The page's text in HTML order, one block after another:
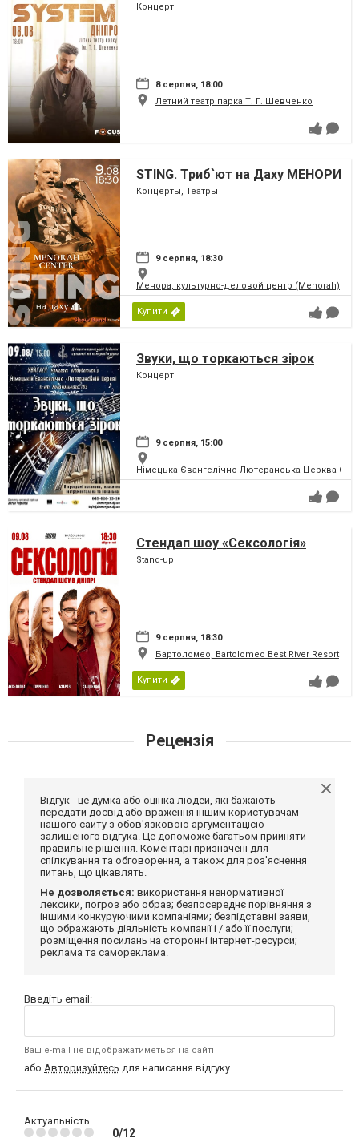
Концерт
8 серпня, 18:00
Летний театр парка Т. Г. Шевченко
STING. Триб`ют на Даху МЕНОРИ
Концерты, Театры
9 серпня, 18:30
Менора, культурно-деловой центр (Menorah)
Купити
Звуки, що торкаються зірок
Концерт
9 серпня, 15:00
Німецька Євангелічно-Лютеранська Церква
Стендап шоу «Сексологія»
Stand-up
9 серпня, 18:30
Бартоломео, Bartolomeo Best River Resort
Купити
Рецензія
Відгук - це думка або оцінка людей, які бажають
передати досвід або враження іншим користувачам
нашого сайту з обов'язковою аргументацією
залишеного відгука. Це допоможе багатьом прийняти
правильне рішення. Коментарі призначені для
спілкування та обговорення, а також для роз'яснення
питань, що цікавлять.
Не дозволяється: використання ненормативної
лексики, погроз або образ; безпосереднє порівняння з
іншими конкуруючими компаніями; безпідставні заяви,
що ображають діяльність компанії і / або її послуги;
розміщення посилань на сторонні інтернет-ресурси;
реклама та самореклама.
Введіть email:
Ваш e-mail не відображатиметься на сайті
або Авторизуйтесь для написання відгуку
Актуальність
0/12